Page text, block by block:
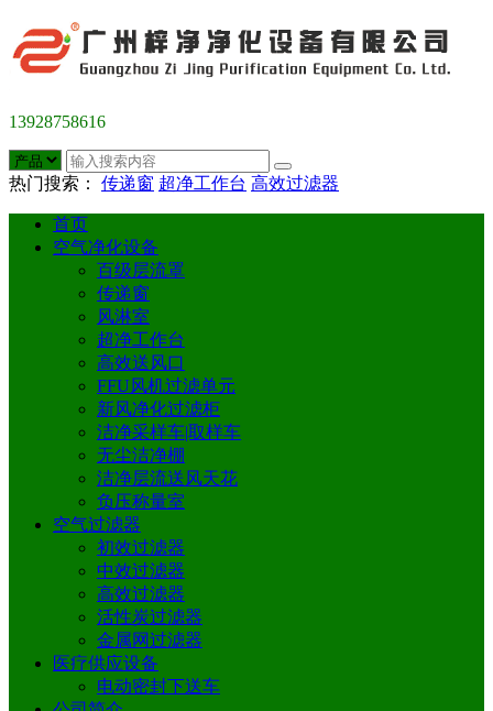
13928758616
热门搜索： 传递窗 超净工作台 高效过滤器
首页
空气净化设备
百级层流罩
传递窗
风淋室
超净工作台
高效送风口
FFU风机过滤单元
新风净化过滤柜
洁净采样车|取样车
无尘洁净棚
洁净层流送风天花
负压称量室
空气过滤器
初效过滤器
中效过滤器
高效过滤器
活性炭过滤器
金属网过滤器
医疗供应设备
电动密封下送车